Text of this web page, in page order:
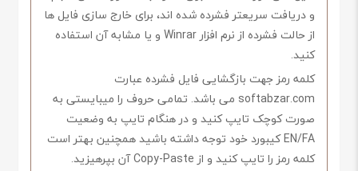
و دریافت سریعتر فشرده شده اند، برای خارج سازی فایل ها
از حالت فشرده از نرم افزار Winrar و یا مشابه آن استفاده
کنید.
کلمه رمز جهت بازگشایی فایل فشرده عبارت
softabzar.com می باشد. تمامی حروف را میبایستی به
صورت کوچک تایپ کنید و در هنگام تایپ به وضعیت
EN/FA کیبورد خود توجه داشته باشید همچنین بهتر است
کلمه رمز را تایپ کنید و از Copy-Paste آن بپرهیزید.